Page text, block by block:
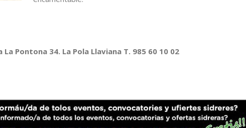
La Pontona 34. La Pola Llaviana T. 985 60 10 02